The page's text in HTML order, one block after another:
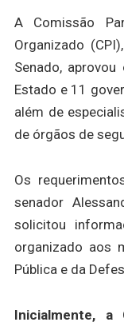
A Comissão
Organizado
Senado,
Estado e 11
além de
de órgãos de
Os
senador
solicitou
organizado aos
Pública e da
Inicialmente, a